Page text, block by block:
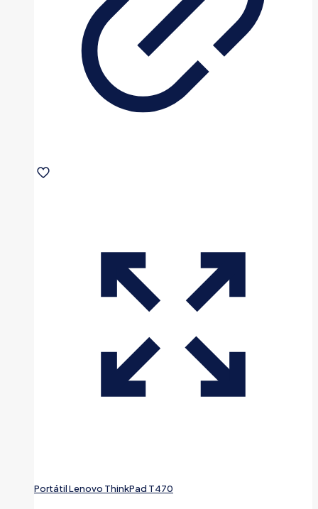
Portátil Lenovo ThinkPad T470